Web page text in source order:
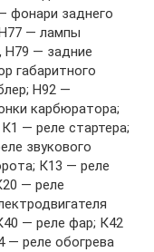
фонари заднего
— лампы
Н79 — задние
габаритного
Н92 —
карбюратора;
— реле стартера;
звукового
К13 — реле
— реле
— реле фар; К42
— реле обогрева